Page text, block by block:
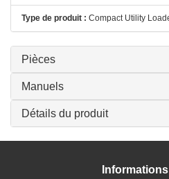
Type de produit : Compact Utility
Pièces
Manuels
Détails du produit